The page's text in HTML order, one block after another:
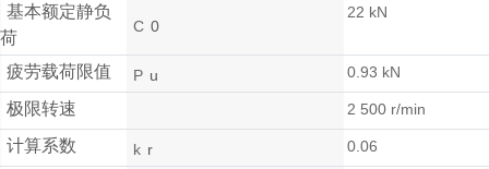
基本额定静负
荷
C 0
22 kN
疲劳载荷限值 P u 0.93 kN
极限转速 2 500 r/min
计算系数 k r 0.06